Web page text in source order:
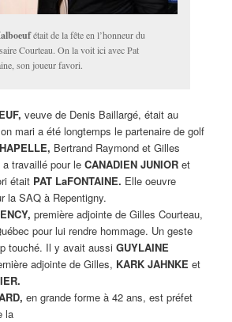
était de la fête en l’honneur du
Courteau. On la voit ici avec Pat
son joueur favori.
veuve de Denis Baillargé, était au
mari a été longtemps le partenaire de golf
Bertrand Raymond et Gilles
travaillé pour le CANADIEN JUNIORet
était PAT LaFONTAINE. Elle oeuvre
la SAQ à Repentigny.
première adjointe de Gilles Courteau,
pour lui rendre hommage. Un geste
touché. Il y avait aussi GUYLAINE
adjointe de Gilles, KARK JAHNKE et
en grande forme à 42 ans, est préfet
la